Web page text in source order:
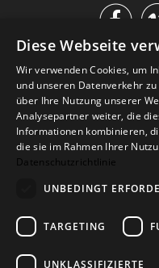

IM KATALOG
Versand
Diese Webseite
Wir verwenden Cookies, um
und unseren Datenverkehr
über Ihre Nutzung unserer
Analysepartner weiter, die
Informationen kombinieren,
die sie im Rahmen Ihrer
Datenschutzrichtlinie
UNBEDINGT
TARGETING
UNKLASSIFIZIERTE